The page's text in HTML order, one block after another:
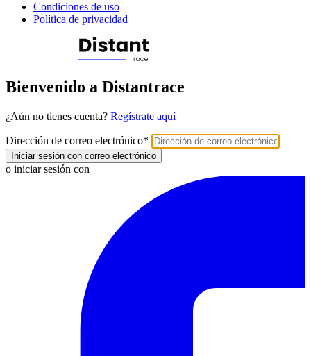
Condiciones de uso
Política de privacidad
Bienvenido a Distantrace
¿Aún no tienes cuenta? Regístrate aquí
Dirección de correo electrónico*
Iniciar sesión con correo electrónico
o iniciar sesión con